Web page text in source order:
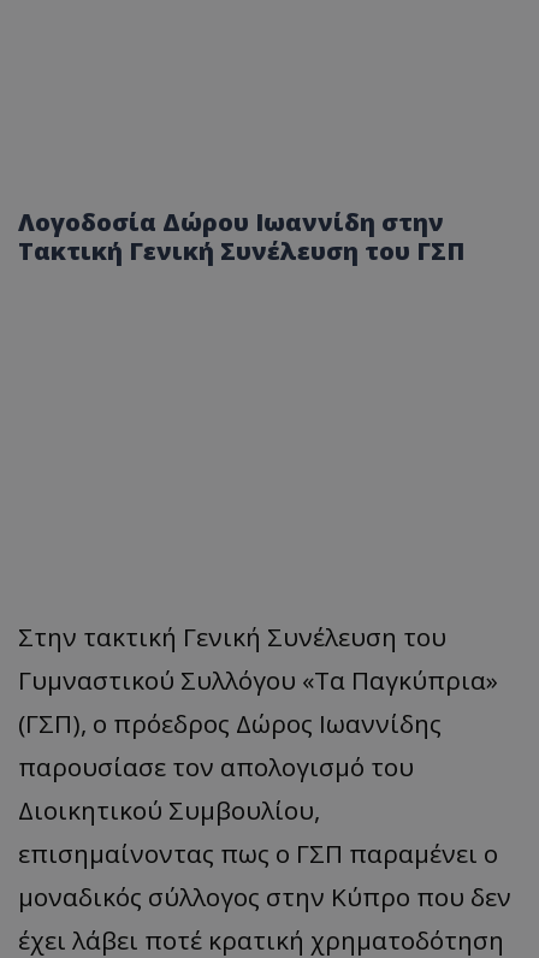
Λογοδοσία Δώρου Ιωαννίδη στην
Τακτική Γενική Συνέλευση του ΓΣΠ
Στην τακτική Γενική Συνέλευση του
Γυμναστικού Συλλόγου «Τα Παγκύπρια»
(ΓΣΠ), ο πρόεδρος Δώρος Ιωαννίδης
παρουσίασε τον απολογισμό του
Διοικητικού Συμβουλίου,
επισημαίνοντας πως ο ΓΣΠ παραμένει ο
μοναδικός σύλλογος στην Κύπρο που δεν
έχει λάβει ποτέ κρατική χρηματοδότηση